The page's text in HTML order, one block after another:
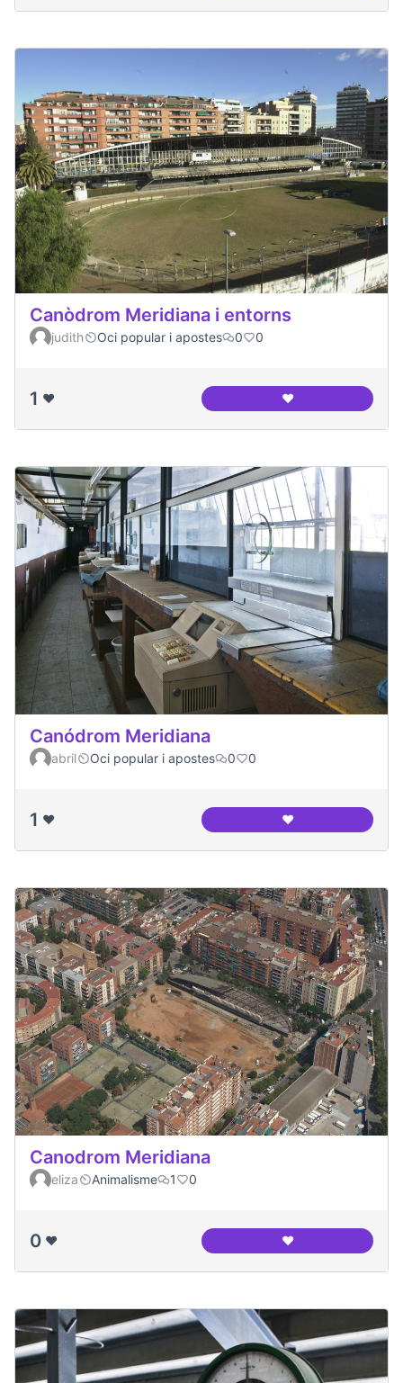
Canòdrom Meridiana i entorns
judith Oci popular i apostes 0 0
1 ❤️ ❤️Canòdrom
Canódrom Meridiana
abril Oci popular i apostes 0 0
1 ❤️ ❤️Canódrom
Canodrom Meridiana
eliza Animalisme 1 0
0 ❤️ ❤️Canodrom